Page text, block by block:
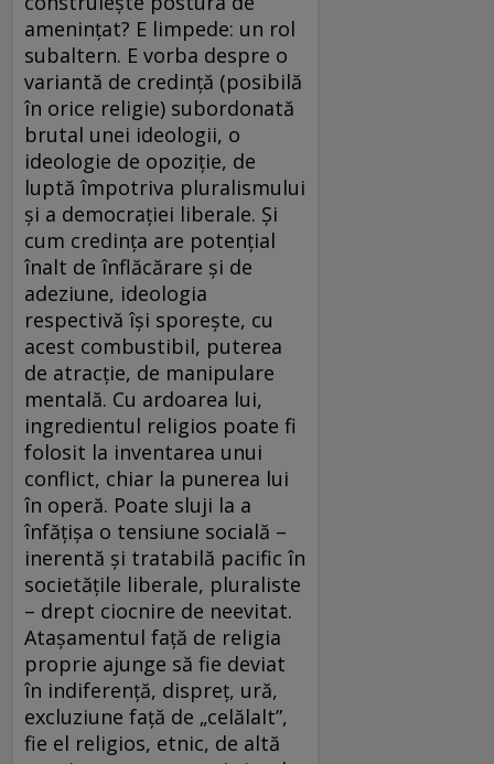
ameninţat? E limpede: un rol
subaltern. E vorba despre o
variantă de credinţă (posibilă
în orice religie) subordonată
brutal unei ideologii, o
ideologie de opoziţie, de
luptă împotriva pluralismului
şi a democraţiei liberale. Şi
cum credinţa are potenţial
înalt de înflăcărare şi de
adeziune, ideologia
respectivă îşi sporeşte, cu
acest combustibil, puterea
de atracţie, de manipulare
mentală. Cu ardoarea lui,
ingredientul religios poate fi
folosit la inventarea unui
conflict, chiar la punerea lui
în operă. Poate sluji la a
înfăţişa o tensiune socială –
inerentă şi tratabilă pacific în
societăţile liberale, pluraliste
– drept ciocnire de neevitat.
Ataşamentul faţă de religia
proprie ajunge să fie deviat
în indiferenţă, dispreţ, ură,
excluziune faţă de „celălalt”,
fie el religios, etnic, de altă